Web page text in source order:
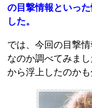
の目撃情報といっ
した。
では、今回の目撃
なのか調べてみま
から浮上したのか